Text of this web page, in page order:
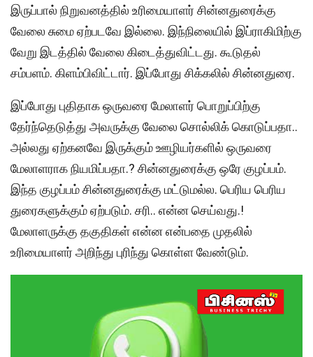
இருப்பால் நிறுவனத்தில் உரிமையாளர் சின்னதுரைக்கு
வேலை சுமை ஏற்படவே இல்லை. இந்நிலையில் இப்ராகிமிற்கு
வேறு இடத்தில் வேலை கிடைத்துவிட்டது. கூடுதல்
சம்பளம். கிளம்பிவிட்டார். இப்போது சிக்கலில் சின்னதுரை.
இப்போது புதிதாக ஒருவரை மேலாளர் பொறுப்பிற்கு
தேர்ந்தெடுத்து அவருக்கு வேலை சொல்லிக் கொடுப்பதா..
அல்லது ஏற்கனவே இருக்கும் ஊழியர்களில் ஒருவரை
மேலாளராக நியமிப்பதா.? சின்னதுரைக்கு ஒரே குழப்பம்.
இந்த குழப்பம் சின்னதுரைக்கு மட்டுமல்ல. பெரிய பெரிய
துரைகளுக்கும் ஏற்படும். சரி.. என்ன செய்வது.!
மேலாளருக்கு தகுதிகள் என்ன என்பதை முதலில்
உரிமையாளர் அறிந்து புரிந்து கொள்ள வேண்டும்.